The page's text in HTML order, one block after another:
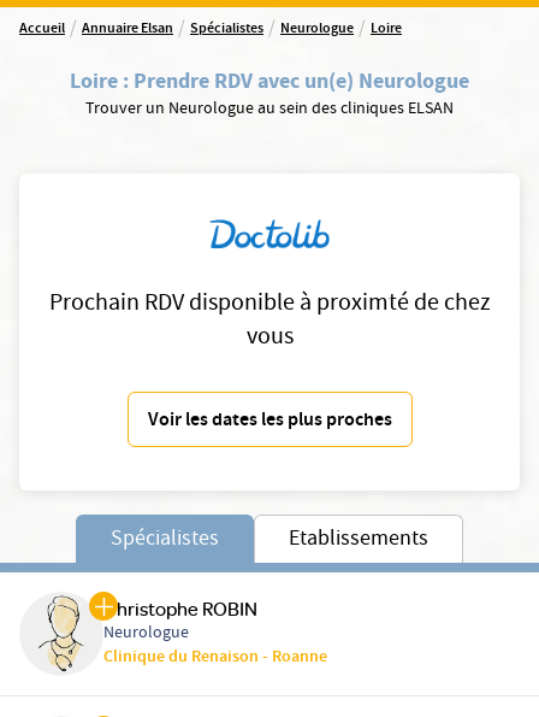
Accueil / Annuaire Elsan / Spécialistes / Neurologue / Loire
Loire : Prendre RDV avec un(e) Neurologue
Trouver un Neurologue au sein des cliniques ELSAN
Prochain RDV disponible à proximté de chez
vous
Voir les dates les plus proches
Spécialistes Etablissements
Christophe ROBIN
Neurologue
Clinique du Renaison - Roanne